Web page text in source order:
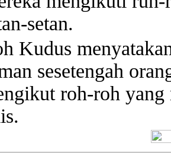
setan.
Kudus
sesetengah
roh-roh yang